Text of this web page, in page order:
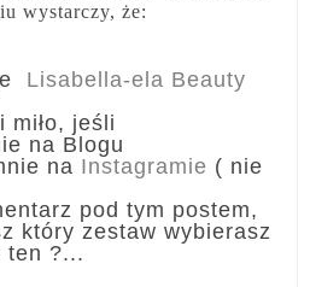
wystarczy, że:
Lisabella-ela Beauty
miło, jeśli
na Blogu
na Instagramie ( nie
pod tym postem,
który zestaw wybierasz
ten ?...